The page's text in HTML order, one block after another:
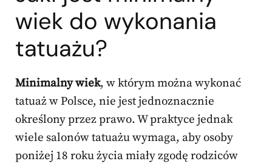
wiek do wykonania
tatuażu?
Minimalny wiek, w którym można wykonać
tatuaż w Polsce, nie jest jednoznacznie
określony przez prawo. W praktyce jednak
wiele salonów tatuażu wymaga, aby osoby
poniżej 18 roku życia miały zgodę rodziców